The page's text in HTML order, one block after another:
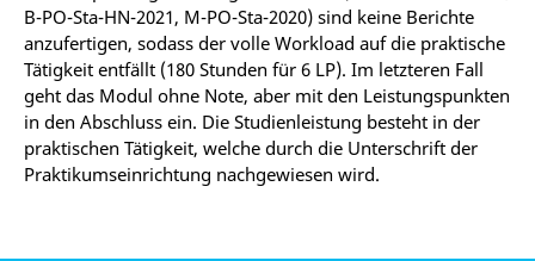
B-PO-Sta-HN-2021, M-PO-Sta-2020) sind keine Berichte
anzufertigen, sodass der volle Workload auf die praktische
Tätigkeit entfällt (180 Stunden für 6 LP). Im letzteren Fall
geht das Modul ohne Note, aber mit den Leistungspunkten
in den Abschluss ein. Die Studienleistung besteht in der
praktischen Tätigkeit, welche durch die Unterschrift der
Praktikumseinrichtung nachgewiesen wird.